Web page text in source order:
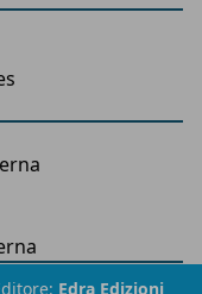
Edra Edizioni